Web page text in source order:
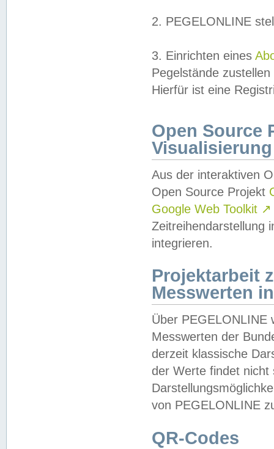
2. PEGELONLINE
3. Einrichten eines
Pegelstände
Hierfür ist eine
Open Source
Visualisierung
Aus der interaktiven
Open Source Projekt
Google Web Toolkit ↗
Zeitreihendarstellung
integrieren.
Projektarbeit
Messwerten
Über PEGELONLINE
Messwerten der
derzeit klassische
der Werte findet
von PEGELONLINE
QR-Codes